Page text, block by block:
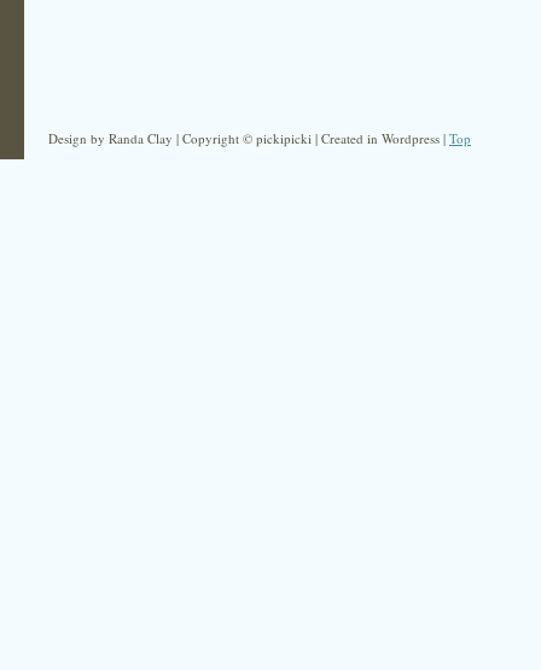
Design by Randa Clay | Copyright © pickipicki | Created in Wordpress | Top